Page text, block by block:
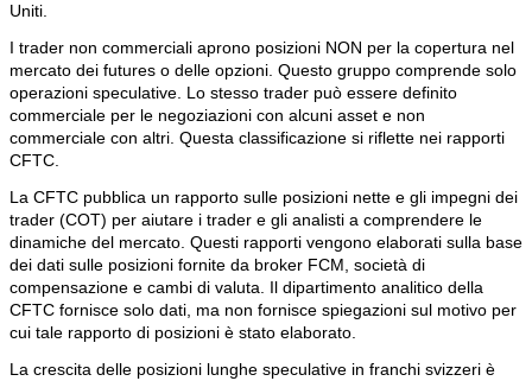
Uniti.
I trader non commerciali aprono posizioni NON per la copertura nel
mercato dei futures o delle opzioni. Questo gruppo comprende solo
operazioni speculative. Lo stesso trader può essere definito
commerciale per le negoziazioni con alcuni asset e non
commerciale con altri. Questa classificazione si riflette nei rapporti
CFTC.
La CFTC pubblica un rapporto sulle posizioni nette e gli impegni dei
trader (COT) per aiutare i trader e gli analisti a comprendere le
dinamiche del mercato. Questi rapporti vengono elaborati sulla base
dei dati sulle posizioni fornite da broker FCM, società di
compensazione e cambi di valuta. Il dipartimento analitico della
CFTC fornisce solo dati, ma non fornisce spiegazioni sul motivo per
cui tale rapporto di posizioni è stato elaborato.
La crescita delle posizioni lunghe speculative in franchi svizzeri è